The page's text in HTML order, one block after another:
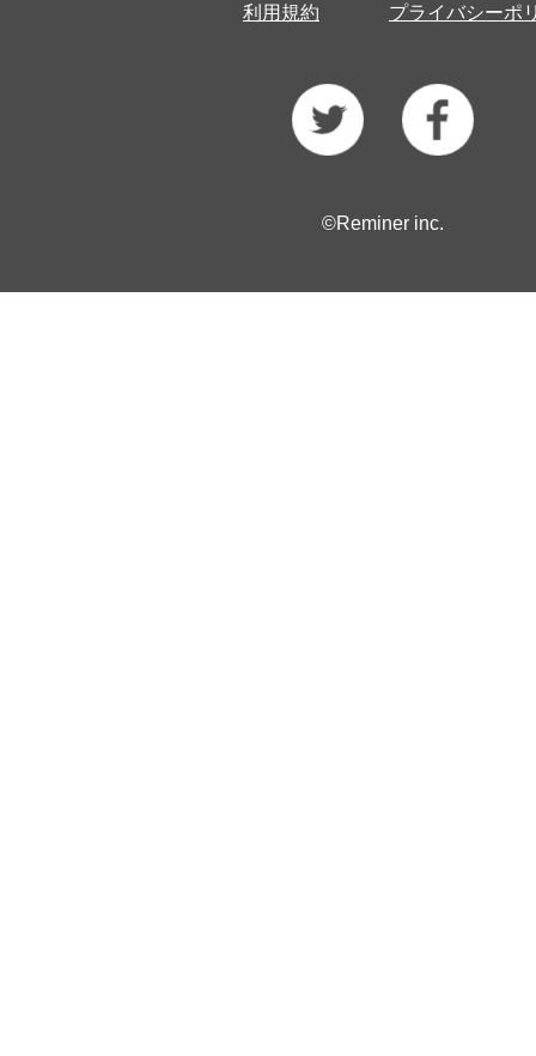
利用規約 プライバシーポ
©Reminer inc.